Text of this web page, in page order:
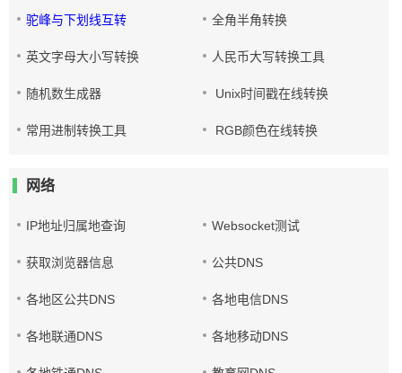
驼峰与下划线互转 全角半角转换
英文字母大小写转换 人民币大写转换工具
随机数生成器 Unix时间戳在线转换
常用进制转换工具 RGB颜色在线转换
网络
IP地址归属地查询 Websocket测试
获取浏览器信息 公共DNS
各地区公共DNS 各地电信DNS
各地联通DNS 各地移动DNS